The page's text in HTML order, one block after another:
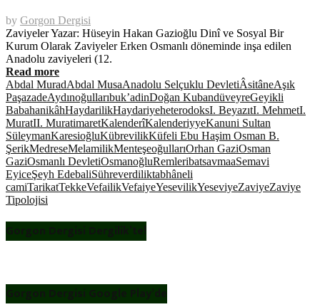
by Gorgon Dergisi
Zaviyeler Yazar: Hüseyin Hakan Gazioğlu Dinî ve Sosyal Bir
Kurum Olarak Zaviyeler Erken Osmanlı döneminde inşa edilen
Anadolu zaviyeleri (12.
Read more
Abdal MuradAbdal MusaAnadolu Selçuklu DevletiÂsitâneAşık
PaşazadeAydınoğullarıbuk’adinDoğan KubandüveyreGeyikli
BabahanikâhHaydarilikHaydariyeheterodoksI. BeyazıtI. MehmetI.
MuratII. MuratimaretKalenderîKalenderiyyeKanuni Sultan
SüleymanKaresioğluKübrevilikKüfeli Ebu Haşim Osman B.
ŞerikMedreseMelamilikMenteşeoğullarıOrhan GaziOsman
GaziOsmanlı DevletiOsmanoğluRemleribatsavmaaSemavi
EyiceŞeyh EdebaliSühreverdiliktabhâneli
camiTarikatTekkeVefailikVefaiyeYesevilikYeseviyeZaviyeZaviye
Tipolojisi
Gorgon Dergisi Dergilik’te!
Gorgon Dergisi Google Play’de